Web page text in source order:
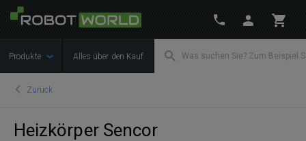
Produkte Alles über den Kauf
Zurück
Heizkörper Sencor